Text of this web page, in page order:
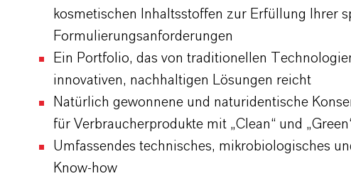
kosmetischen Inhaltsstoffen zur Erfüllung Ihrer
Formulierungsanforderungen
Ein Portfolio, das von traditionellen
innovativen, nachhaltigen Lösungen reicht
Natürlich gewonnene und naturidentische
für Verbraucherprodukte mit „Clean“ und
Umfassendes technisches, mikrobiologisches
Know-how